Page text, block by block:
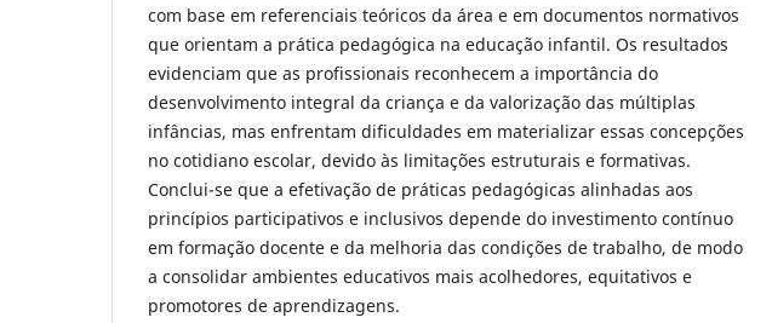
com base em referenciais teóricos da área e em documentos normativos
que orientam a prática pedagógica na educação infantil. Os resultados
evidenciam que as profissionais reconhecem a importância do
desenvolvimento integral da criança e da valorização das múltiplas
infâncias, mas enfrentam dificuldades em materializar essas concepções
no cotidiano escolar, devido às limitações estruturais e formativas.
Conclui-se que a efetivação de práticas pedagógicas alinhadas aos
princípios participativos e inclusivos depende do investimento contínuo
em formação docente e da melhoria das condições de trabalho, de modo
a consolidar ambientes educativos mais acolhedores, equitativos e
promotores de aprendizagens.